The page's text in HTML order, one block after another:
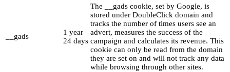
__gads
1 year
24 days
The __gads cookie, set by Google, is
stored under DoubleClick domain and
tracks the number of times users see an
advert, measures the success of the
campaign and calculates its revenue. This
cookie can only be read from the domain
they are set on and will not track any data
while browsing through other sites.